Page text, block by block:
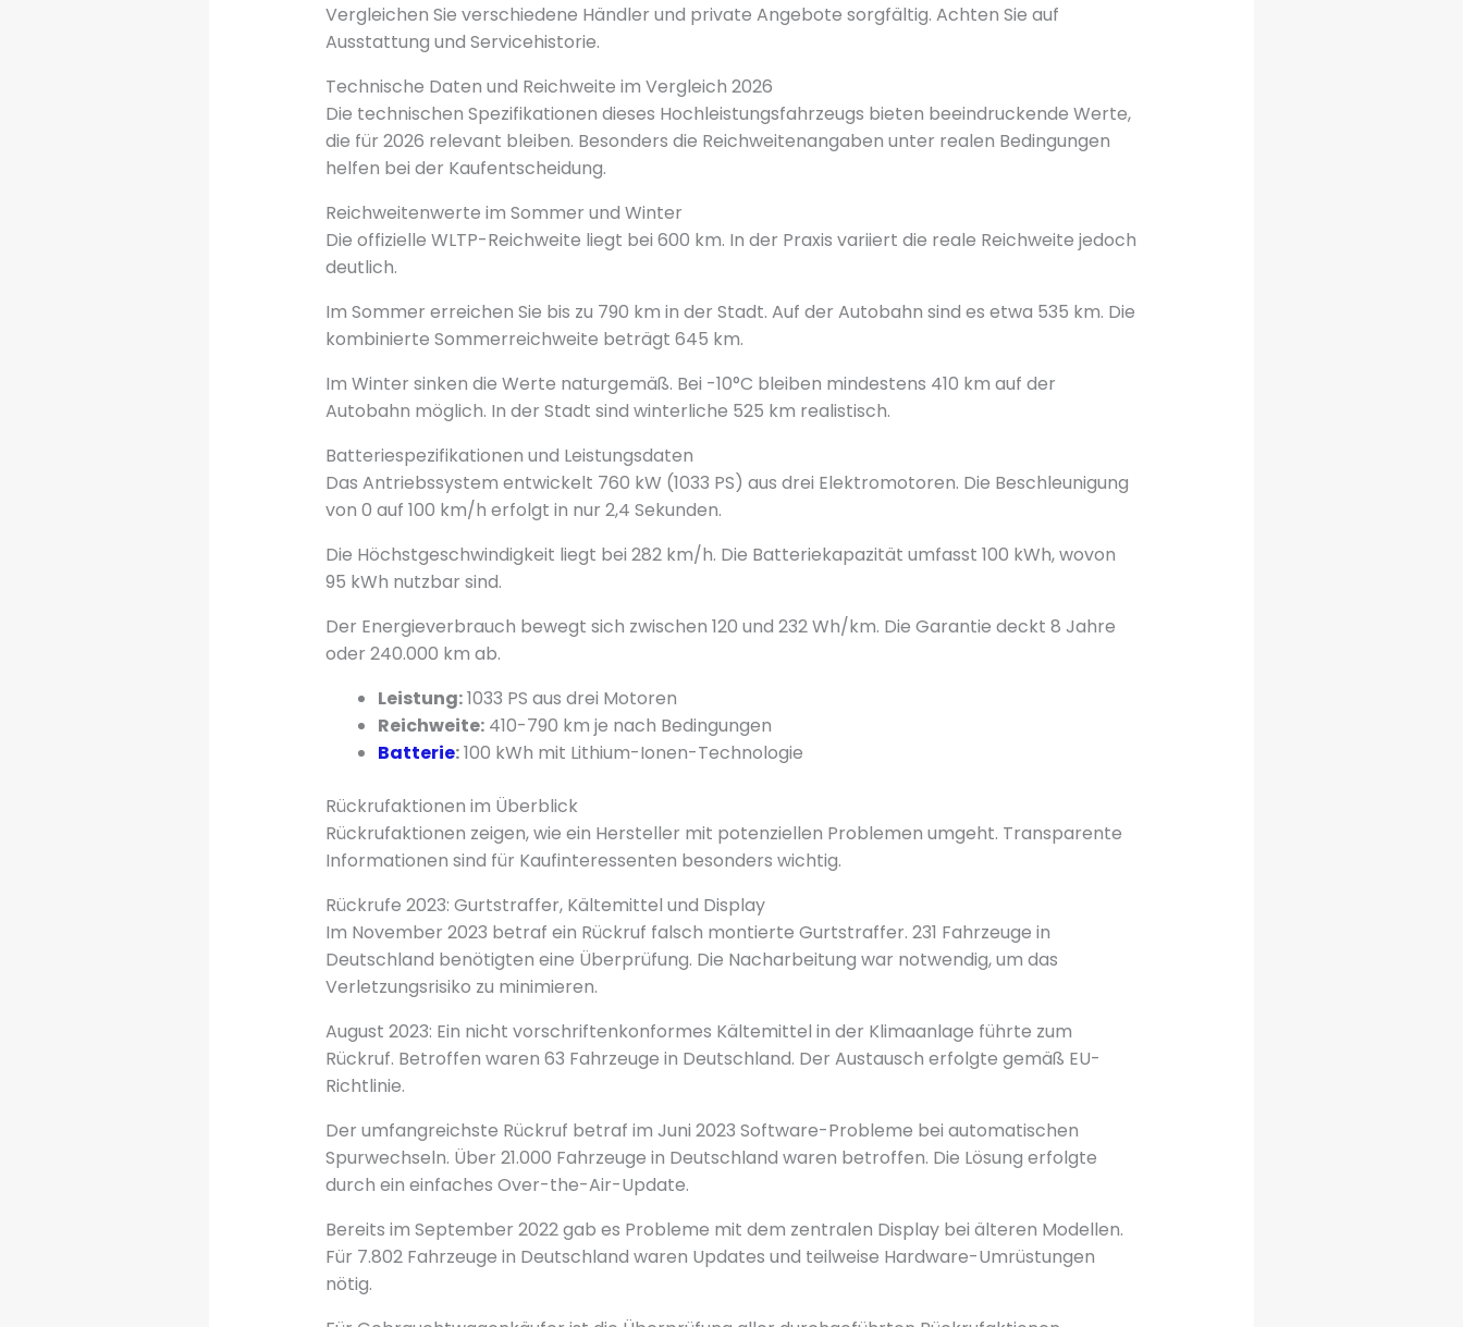
Vergleichen Sie verschiedene Händler und private Angebote sorgfältig. Achten Sie auf
Ausstattung und Servicehistorie.
Technische Daten und Reichweite im Vergleich 2026
Die technischen Spezifikationen dieses Hochleistungsfahrzeugs bieten beeindruckende Werte,
die für 2026 relevant bleiben. Besonders die Reichweitenangaben unter realen Bedingungen
helfen bei der Kaufentscheidung.
Reichweitenwerte im Sommer und Winter
Die offizielle WLTP-Reichweite liegt bei 600 km. In der Praxis variiert die reale Reichweite jedoch
deutlich.
Im Sommer erreichen Sie bis zu 790 km in der Stadt. Auf der Autobahn sind es etwa 535 km. Die
kombinierte Sommerreichweite beträgt 645 km.
Im Winter sinken die Werte naturgemäß. Bei -10°C bleiben mindestens 410 km auf der
Autobahn möglich. In der Stadt sind winterliche 525 km realistisch.
Batteriespezifikationen und Leistungsdaten
Das Antriebssystem entwickelt 760 kW (1033 PS) aus drei Elektromotoren. Die Beschleunigung
von 0 auf 100 km/h erfolgt in nur 2,4 Sekunden.
Die Höchstgeschwindigkeit liegt bei 282 km/h. Die Batteriekapazität umfasst 100 kWh, wovon
95 kWh nutzbar sind.
Der Energieverbrauch bewegt sich zwischen 120 und 232 Wh/km. Die Garantie deckt 8 Jahre
oder 240.000 km ab.
Leistung:1033 PS aus drei Motoren
Reichweite:410-790 km je nach Bedingungen
Batterie:100 kWh mit Lithium-Ionen-Technologie
Rückrufaktionen im Überblick
Rückrufaktionen zeigen, wie ein Hersteller mit potenziellen Problemen umgeht. Transparente
Informationen sind für Kaufinteressenten besonders wichtig.
Rückrufe 2023: Gurtstraffer, Kältemittel und Display
Im November 2023 betraf ein Rückruf falsch montierte Gurtstraffer. 231 Fahrzeuge in
Deutschland benötigten eine Überprüfung. Die Nacharbeitung war notwendig, um das
Verletzungsrisiko zu minimieren.
August 2023: Ein nicht vorschriftenkonformes Kältemittel in der Klimaanlage führte zum
Rückruf. Betroffen waren 63 Fahrzeuge in Deutschland. Der Austausch erfolgte gemäß EU-
Richtlinie.
Der umfangreichste Rückruf betraf im Juni 2023 Software-Probleme bei automatischen
Spurwechseln. Über 21.000 Fahrzeuge in Deutschland waren betroffen. Die Lösung erfolgte
durch ein einfaches Over-the-Air-Update.
Bereits im September 2022 gab es Probleme mit dem zentralen Display bei älteren Modellen.
Für 7.802 Fahrzeuge in Deutschland waren Updates und teilweise Hardware-Umrüstungen
nötig.